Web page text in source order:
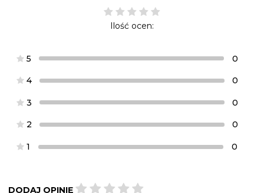
Ilość ocen:
5 0
4 0
3 0
2 0
1 0
DODAJ OPINIĘ